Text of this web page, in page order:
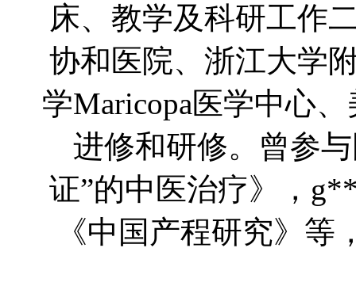
床、教学及科研工作
协和医院、浙江大学
学Maricopa医学中心
进修和研修。曾参
证”的中医治疗》，
《中国产程研究》